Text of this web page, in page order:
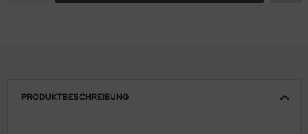
PRODUKTBESCHREIBUNG